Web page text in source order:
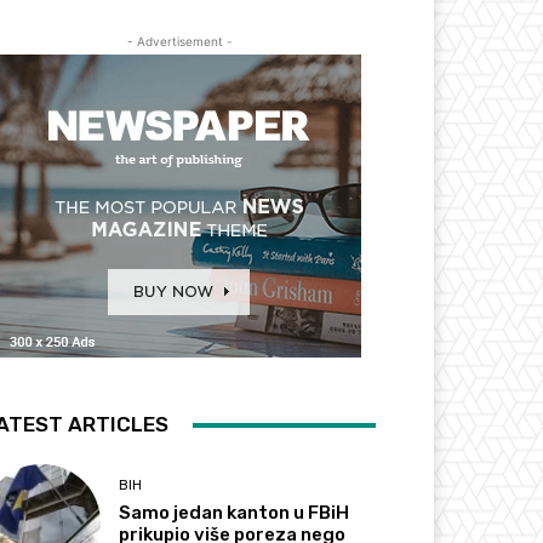
- Advertisement -
ARTICLES
BIH
Samo jedan kanton u FBiH
prikupio više poreza nego